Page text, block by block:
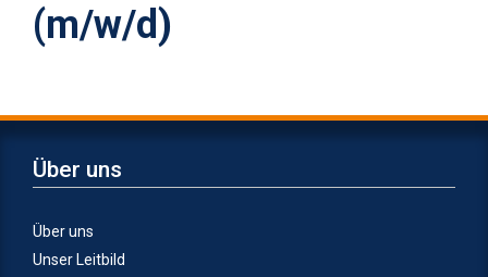
(m/w/d)
Über uns
Über uns
Unser Leitbild